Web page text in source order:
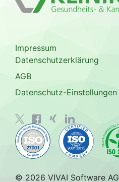
Impressum
Datenschutzerklärung
AGB
Datenschutz-Einstellungen
© 2026 VIVAI Software AG